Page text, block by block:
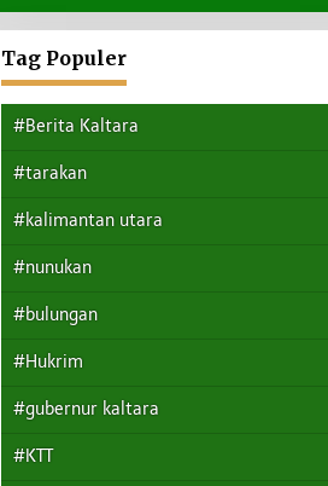
Tag Populer
#Berita Kaltara
#tarakan
#kalimantan utara
#nunukan
#bulungan
#Hukrim
#gubernur kaltara
#KTT